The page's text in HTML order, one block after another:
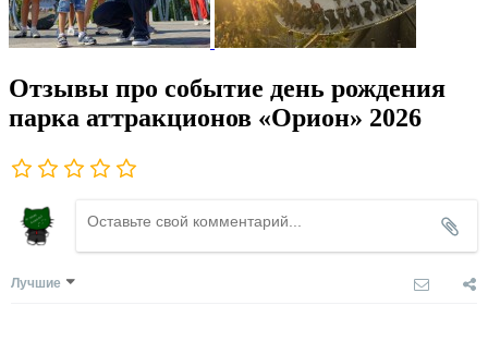
Отзывы про событие день рождения
парка аттракционов «Орион» 2026
Лучшие